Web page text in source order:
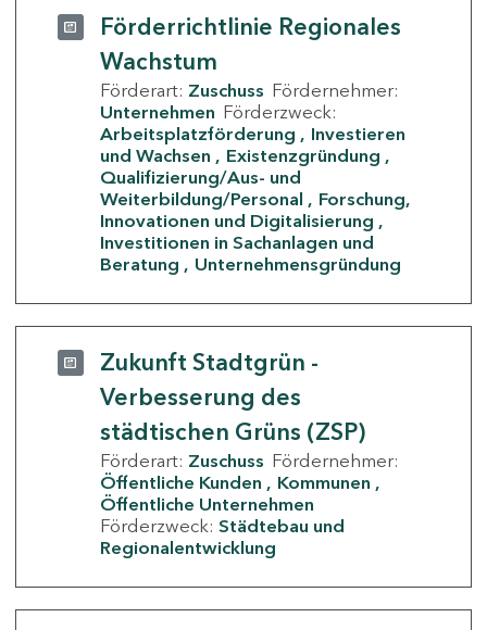
Förderrichtlinie Regionales
Wachstum
Förderart: Zuschuss Fördernehmer:
Unternehmen Förderzweck:
Arbeitsplatzförderung
Investieren
und Wachsen
Existenzgründung
Qualifizierung/Aus- und
Weiterbildung/Personal
Forschung,
Innovationen und Digitalisierung
Investitionen in Sachanlagen und
Beratung
Unternehmensgründung
Zukunft Stadtgrün -
Verbesserung des
städtischen Grüns (ZSP)
Förderart: Zuschuss Fördernehmer:
Öffentliche Kunden
Kommunen
Öffentliche Unternehmen
Förderzweck: Städtebau und
Regionalentwicklung